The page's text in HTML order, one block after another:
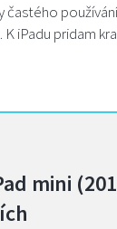
častého
iPadu pridam
mini